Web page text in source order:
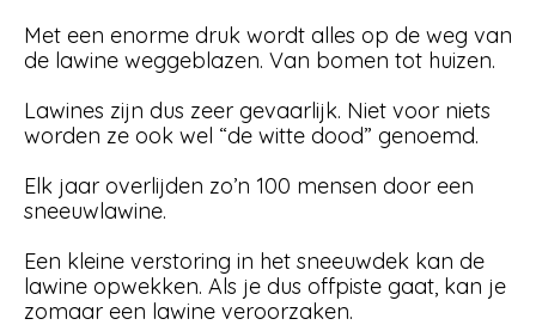
Met een enorme druk wordt alles op de weg van
de lawine weggeblazen. Van bomen tot huizen.
Lawines zijn dus zeer gevaarlijk. Niet voor niets
worden ze ook wel “de witte dood” genoemd.
Elk jaar overlijden zo’n 100 mensen door een
sneeuwlawine.
Een kleine verstoring in het sneeuwdek kan de
lawine opwekken. Als je dus offpiste gaat, kan je
zomaar een lawine veroorzaken.